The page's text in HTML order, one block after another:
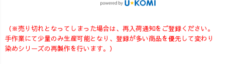
（※売り切れとなってしまった場合は、再入荷通知をご登録ください。
手作業にて少量のみ生産可能となり、登録が多い商品を優先して変わり
染めシリーズの再製作を行います。）